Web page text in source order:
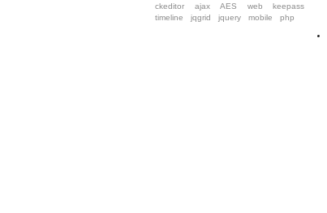
ckeditor ajax AES web
keepass
timeline
jqgrid jquery mobile php